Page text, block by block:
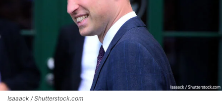
Isaaack / Shutterstock.com